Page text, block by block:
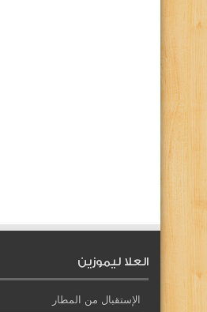
العلا ليموزين
الإستقبال من المطار